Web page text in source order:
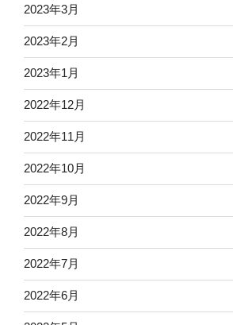
2023年3月
2023年2月
2023年1月
2022年12月
2022年11月
2022年10月
2022年9月
2022年8月
2022年7月
2022年6月